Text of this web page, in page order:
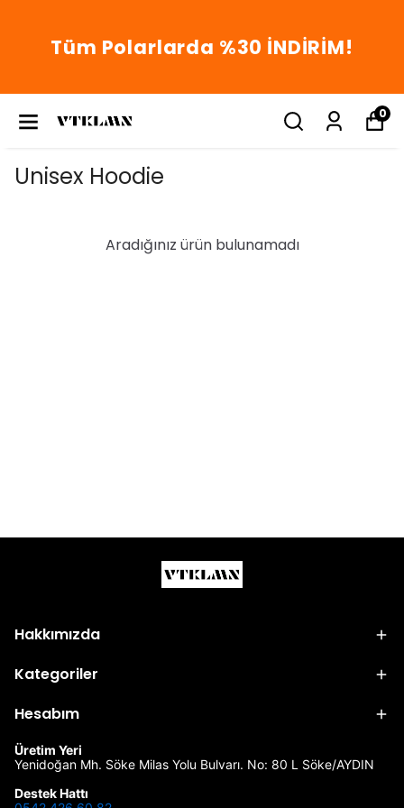
Tüm Polarlarda %30 İNDİRİM!
0
Unisex Hoodie
Aradığınız ürün bulunamadı
Hakkımızda
Kategoriler
Hesabım
Üretim Yeri
Yenidoğan Mh. Söke Milas Yolu Bulvarı. No: 80 L Söke/AYDIN
Destek Hattı